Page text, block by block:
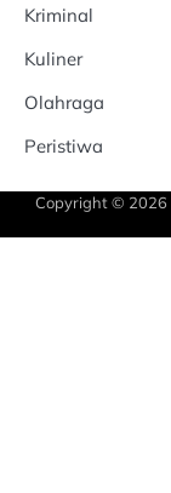
Kriminal
Kuliner
Olahraga
Peristiwa
Copyright © 2026